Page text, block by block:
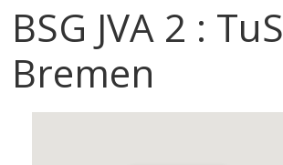
BSG JVA 2 : TuS
Bremen